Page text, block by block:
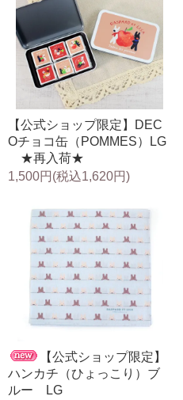
【公式ショップ限定】DEC
Oチョコ缶（POMMES）LG
★再入荷★
1,500円(税込1,620円)
【公式ショップ限定】
ハンカチ（ひょっこり）ブ
ルー LG